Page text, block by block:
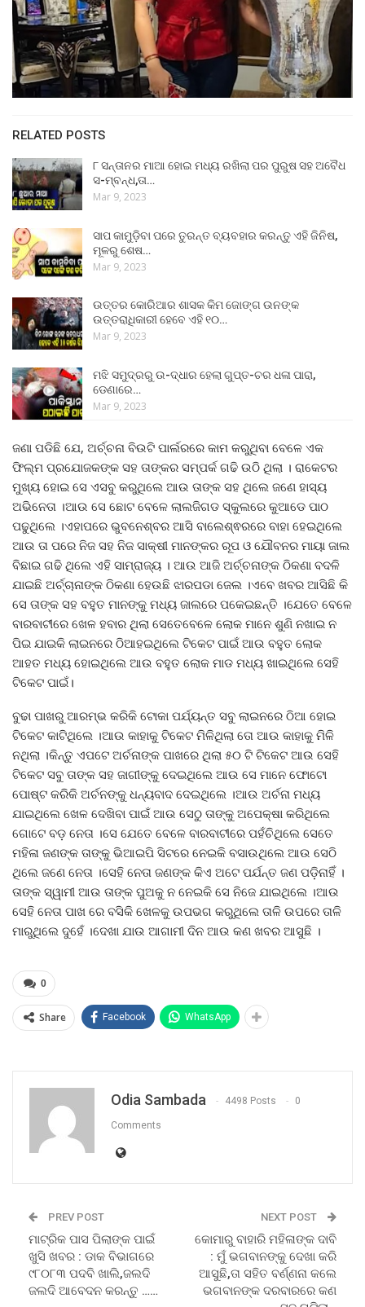
RELATED POSTS
୮ ସନ୍ତାନର ମାଆ ହୋଇ ମଧ୍ୟ ରଖିଲା ପର ପୁରୁଷ ସହ ଅବୈଧ
ସ-ମ୍ବନ୍ଧ,ତା…
Mar 9, 2023
ସାପ କାମୁଡ଼ିବା ପରେ ତୁରନ୍ତ ବ୍ୟବହାର କରନ୍ତୁ ଏହି ଜିନିଷ,
ମୂଳରୁ ଶେଷ…
Mar 9, 2023
ଉତ୍ତର କୋରିଆର ଶାସକ କିମ ଜୋଙ୍ଗ ଉନଙ୍କ
ଉତ୍ତରାଧିକାରୀ ହେବେ ଏହି ୧୦…
Mar 9, 2023
ମଝି ସମୁଦ୍ରରୁ ଉ-ଦ୍ଧାର ହେଲା ଗୁପ୍ତ-ଚର ଧଳା ପାରା,
ଡେଣାରେ…
Mar 9, 2023
ଜଣା ପଡିଛି ଯେ, ଅର୍ଚ୍ଚନା ବିଉଟି ପାର୍ଲରରେ କାମ କରୁଥିବା ବେଳେ ଏକ
ଫିଲ୍ମ ପ୍ରଯୋଜକଙ୍କ ସହ ତାଙ୍କର ସମ୍ପର୍କ ଗଢି ଉଠି ଥିଲା । ରାକେଟର
ମୁଖ୍ୟ ହୋଇ ସେ ଏସବୁ କରୁଥିଲେ ଆଉ ତାଙ୍କ ସହ ଥିଲେ ଜଣେ ହାସ୍ୟ
ଅଭିନେତା ।ଆଉ ସେ ଛୋଟ ବେଳେ ଲାଲଜିଗଡ ସ୍କୁଲରେ କୁଆଡେ ପାଠ
ପଢୁଥିଲେ ।ଏହାପରେ ଭୁବନେଶ୍ବର ଆସି ବାଲେଶ୍ଵରରେ ବାହା ହେଇଥିଲେ
ଆଉ ତା ପରେ ନିଜ ସହ ନିଜ ସାକ୍ଷୀ ମାନଙ୍କର ରୂପ ଓ ଯୌବନର ମାୟା ଜାଲ
ବିଛାଇ ଗଢି ଥିଲେ ଏହି ସାମ୍ରାଜ୍ୟ । ଆଉ ଆଜି ଅର୍ଚ୍ଚନାଙ୍କ ଠିକଣା ବଦଳି
ଯାଇଛି ଅର୍ଚ୍ଚାନାଙ୍କ ଠିକଣା ହେଉଛି ଝାରପଡା ଜେଲ ।ଏବେ ଖବର ଆସିଛି କି
ସେ ତାଙ୍କ ସହ ବହୁତ ମାନଙ୍କୁ ମଧ୍ୟ ଜାଲରେ ପକେଇଛନ୍ତି ।ଯେତେ ବେଳେ
ବାରବାଟୀରେ ଖେଳ ହବାର ଥିଲା ସେତେବେଳେ ଲୋକ ମାନେ ଶୁଣି ନଖାଇ ନ
ପିଇ ଯାଇକି ଲାଇନରେ ଠିଆହଇଥିଲେ ଟିକେଟ ପାଇଁ ଆଉ ବହୁତ ଲୋକ
ଆହତ ମଧ୍ୟ ହୋଇଥିଲେ ଆଉ ବହୁତ ଲୋକ ମାଡ ମଧ୍ୟ ଖାଇଥିଲେ ସେହି
ଟିକେଟ ପାଇଁ।
ବୁଢା ପାଖରୁ ଆରମ୍ଭ କରିକି ଟୋକା ପର୍ଯ୍ୟନ୍ତ ସବୁ ଲାଇନରେ ଠିଆ ହୋଇ
ଟିକେଟ କାଟିଥିଲେ ।ଆଉ କାହାକୁ ଟିକେଟ ମିଳିଥିଲା ତୋ ଆଉ କାହାକୁ ମିଳି
ନଥିଲା ।କିନ୍ତୁ ଏପଟେ ଅର୍ଚନାଙ୍କ ପାଖରେ ଥିଲା ୫୦ ଟି ଟିକେଟ ଆଉ ସେହି
ଟିକେଟ ସବୁ ତାଙ୍କ ସହ ଜାଗୀଙ୍କୁ ଦେଇଥିଲେ ଆଉ ସେ ମାନେ ଫୋଟୋ
ପୋଷ୍ଟ କରିକି ଅର୍ଚନଙ୍କୁ ଧନ୍ୟବାଦ ଦେଇଥିଲେ ।ଆଉ ଅର୍ଚନା ମଧ୍ୟ
ଯାଇଥିଲେ ଖେଳ ଦେଖିବା ପାଇଁ ଆଉ ସେଠୁ ତାଙ୍କୁ ଅପେକ୍ଷା କରିଥିଲେ
ଗୋଟେ ବଡ଼ ନେତା ।ସେ ଯେତେ ବେଳେ ବାରବାଟୀରେ ପହଁଚିଥିଲେ ସେତେ
ମହିଳା ଜଣଙ୍କ ତାଙ୍କୁ ଭିଆଇପି ସିଟରେ ନେଇକି ବସାଉଥିଲେ ଆଉ ସେଠି
ଥିଲେ ଜଣେ ନେତା ।ସେହି ନେତା ଜଣଙ୍କ କିଏ ଅଟେ ପର୍ଯନ୍ତ ଜଣ ପଡ଼ିନାହିଁ ।
ତାଙ୍କ ସ୍ୱାମୀ ଆଉ ତାଙ୍କ ପୁଅକୁ ନ ନେଇକି ସେ ନିଜେ ଯାଇଥିଲେ ।ଆଉ
ସେହି ନେତା ପାଖ ରେ ବସିକି ଖେଳକୁ ଉପଭଗ କରୁଥିଲେ ତାଳି ଉପରେ ତାଳି
ମାରୁଥିଲେ ଦୁହେଁ ।ଦେଖା ଯାଉ ଆଗାମୀ ଦିନ ଆଉ କଣ ଖବର ଆସୁଛି ।
0
Share Facebook WhatsApp
Odia Sambada 4498 Posts 0
Comments
PREV POST
ମାଟ୍ରିକ ପାସ ପିଲାଙ୍କ ପାଇଁ
ଖୁସି ଖବର : ଡାକ ବିଭାଗରେ
୯୮୦୮୩ ପଦବି ଖାଲି,ଜଲଦି
ଜଲଦି ଆବେଦନ କରନ୍ତୁ ……
NEXT POST
କୋମାରୁ ବାହାରି ମହିଳାଙ୍କ ଦାବି
: ମୁଁ ଭଗବାନଙ୍କୁ ଦେଖା କରି
ଆସୁଛି,ତା ସହିତ ବର୍ଣ୍ଣନା କଲେ
ଭଗବାନଙ୍କ ଦରବାରରେ କଣ